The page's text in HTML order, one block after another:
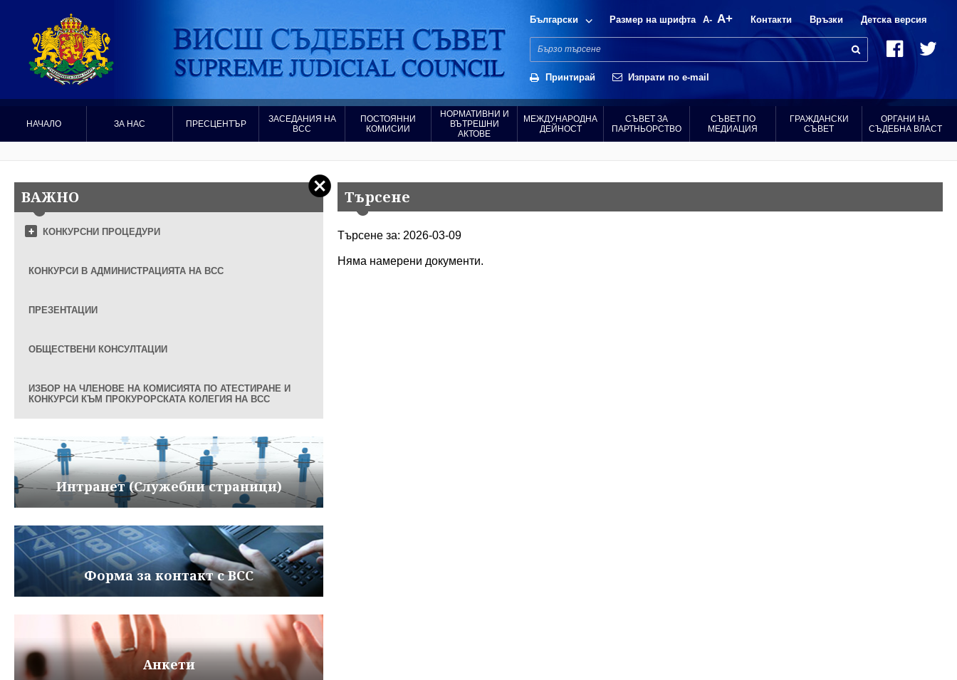
Български Размер на шрифта A- A+ Контакти Връзки Детска версия
Принтирай Изпрати по e-mail
НАЧАЛО ЗА НАС ПРЕСЦЕНТЪР
ЗАСЕДАНИЯ НА
ВСС
ПОСТОЯННИ
КОМИСИИ
НОРМАТИВНИ И
ВЪТРЕШНИ
АКТОВЕ
МЕЖДУНАРОДНА
ДЕЙНОСТ
СЪВЕТ ЗА
ПАРТНЬОРСТВО
СЪВЕТ ПО
МЕДИАЦИЯ
ГРАЖДАНСКИ
СЪВЕТ
ОРГАНИ НА
СЪДЕБНА ВЛАСТ
ВАЖНО
КОНКУРСНИ ПРОЦЕДУРИ
КОНКУРСИ В АДМИНИСТРАЦИЯТА НА ВСС
ПРЕЗЕНТАЦИИ
ОБЩЕСТВЕНИ КОНСУЛТАЦИИ
ИЗБОР НА ЧЛЕНОВЕ НА КОМИСИЯТА ПО АТЕСТИРАНЕ И
КОНКУРСИ КЪМ ПРОКУРОРСКАТА КОЛЕГИЯ НА ВСС
Интранет (Служебни страници)
Форма за контакт с ВСС
Анкети
Търсене
Търсене за: 2026-03-09
Няма намерени документи.